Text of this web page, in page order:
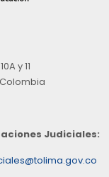
y 11
Judiciales: